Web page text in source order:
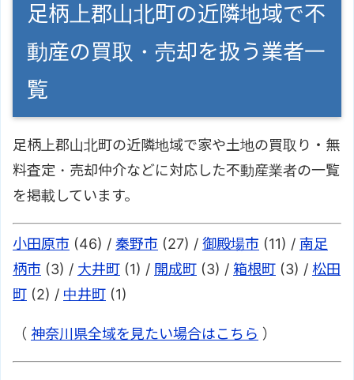
足柄上郡山北町の近隣地域で不
動産の買取・売却を扱う業者一
覧
足柄上郡山北町の近隣地域で家や土地の買取り・無
料査定・売却仲介などに対応した不動産業者の一覧
を掲載しています。
小田原市 (46) / 秦野市 (27) / 御殿場市 (11) / 南足
柄市 (3) / 大井町 (1) / 開成町 (3) / 箱根町 (3) / 松田
町 (2) / 中井町 (1)
（ 神奈川県全域を見たい場合はこちら ）